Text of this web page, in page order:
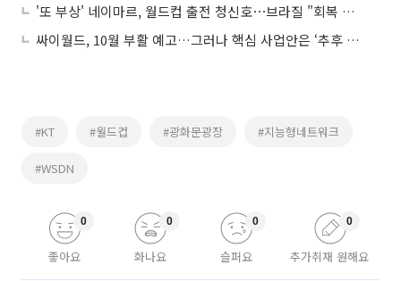
'또 부상' 네이마르, 월드컵 출전 청신호⋯브라질 "회복 순조"
싸이월드, 10월 부활 예고…그러나 핵심 사업안은 ‘추후 공개’
#KT #월드컵 #광화문광장 #지능형네트워크
#WSDN
좋아요
0
화나요
0
슬퍼요
0
추가취재 원해요
0